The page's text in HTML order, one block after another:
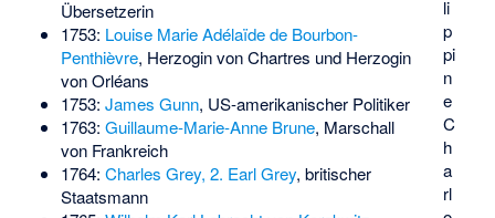
li
p
pi
n
e
C
h
a
rl
Übersetzerin
1753: Louise Marie Adélaïde de Bourbon-
Penthièvre, Herzogin von Chartres und Herzogin
von Orléans
1753: James Gunn, US-amerikanischer Politiker
1763: Guillaume-Marie-Anne Brune, Marschall
von Frankreich
1764: Charles Grey, 2. Earl Grey, britischer
Staatsmann